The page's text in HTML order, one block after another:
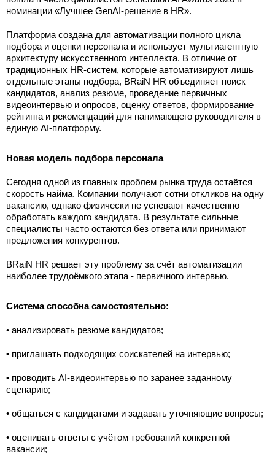
номинации «Лучшее GenAI-решение в HR».
Платформа создана для автоматизации полного цикла
подбора и оценки персонала и использует мультиагентную
архитектуру искусственного интеллекта. В отличие от
традиционных HR-систем, которые автоматизируют лишь
отдельные этапы подбора, BRaiN HR объединяет поиск
кандидатов, анализ резюме, проведение первичных
видеоинтервью и опросов, оценку ответов, формирование
рейтинга и рекомендаций для нанимающего руководителя в
единую AI-платформу.
Новая модель подбора персонала
Сегодня одной из главных проблем рынка труда остаётся
скорость найма. Компании получают сотни откликов на одну
вакансию, однако физически не успевают качественно
обработать каждого кандидата. В результате сильные
специалисты часто остаются без ответа или принимают
предложения конкурентов.
BRaiN HR решает эту проблему за счёт автоматизации
наиболее трудоёмкого этапа - первичного интервью.
Система способна самостоятельно:
• анализировать резюме кандидатов;
• приглашать подходящих соискателей на интервью;
• проводить AI-видеоинтервью по заранее заданному
сценарию;
• общаться с кандидатами и задавать уточняющие вопросы;
• оценивать ответы с учётом требований конкретной
вакансии;